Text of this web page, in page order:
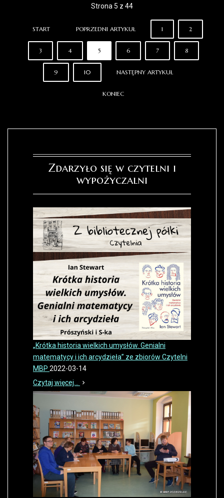
Strona 5 z 44
START POPRZEDNI ARTYKUŁ 1 2
3 4 5 6 7 8
9 10 NASTĘPNY ARTYKUŁ
KONIEC
Zdarzyło się w czytelni i
wypożyczalni
„Krótka historia wielkich umysłów. Genialni
matematycy i ich arcydzieła” ze zbiorów Czytelni
MBP 2022-03-14
Czytaj więcej...